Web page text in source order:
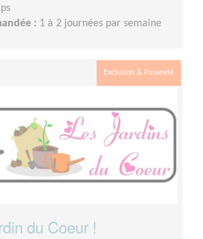
: 1 à 2 journées par semaine
Exclusion & Pauvreté
du Coeur !